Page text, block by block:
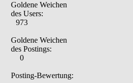
Goldene Weichen
des Users:
973
Goldene Weichen
des Postings:
0
Posting-Bewertung: